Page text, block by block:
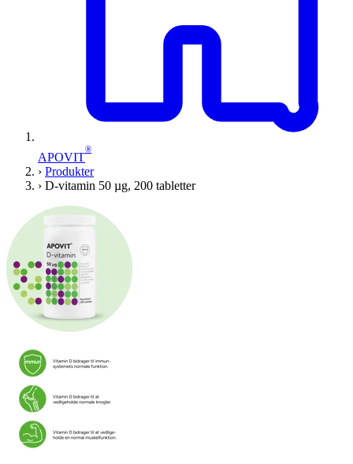
APOVIT
®
› Produkter
› D-vitamin 50 µg, 200 tabletter